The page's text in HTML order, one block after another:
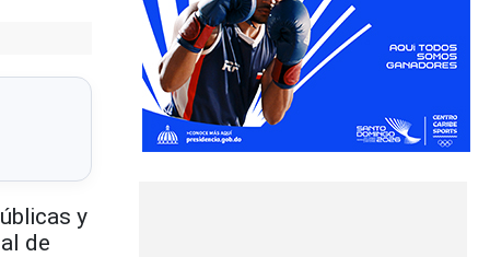
y
de